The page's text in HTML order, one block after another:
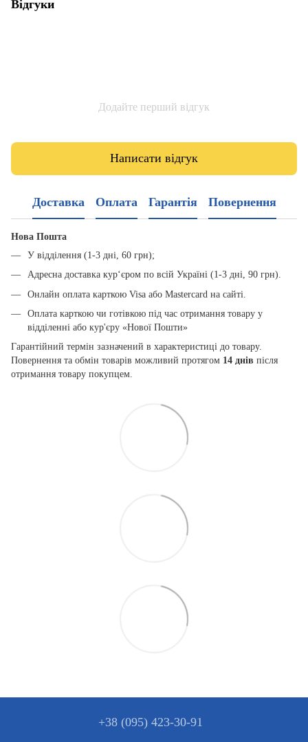
Відгуки
Додайте перший відгук
Написати відгук
Доставка Оплата Гарантія Повернення
Нова Пошта
У відділення (1-3 дні, 60 грн);
Адресна доставка кур‘єром по всій Україні (1-3 дні, 90 грн).
Онлайн оплата карткою Visa або Mastercard на сайті.
Оплата карткою чи готівкою під час отримання товару у
відділенні або кур'єру «Нової Пошти»
Гарантійний термін зазначений в характеристиці до товару.
Повернення та обмін товарів можливий протягом 14 днів після
отримання товару покупцем.
+38 (095) 423-30-91